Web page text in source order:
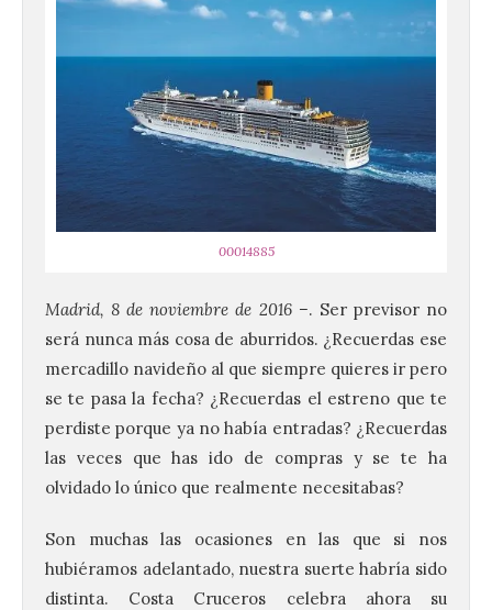
00014885
Madrid, 8 de noviembre de 2016–. Ser previsor no
será nunca más cosa de aburridos. ¿Recuerdas ese
mercadillo navideño al que siempre quieres ir pero
se te pasa la fecha? ¿Recuerdas el estreno que te
perdiste porque ya no había entradas? ¿Recuerdas
las veces que has ido de compras y se te ha
olvidado lo único que realmente necesitabas?
Son muchas las ocasiones en las que si nos
hubiéramos adelantado, nuestra suerte habría sido
distinta. Costa Cruceros celebra ahora su